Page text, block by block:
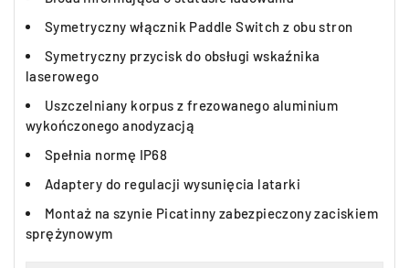
Symetryczny włącznik Paddle Switch z obu stron
Symetryczny przycisk do obsługi wskaźnika
laserowego
Uszczelniany korpus z frezowanego aluminium
wykończonego anodyzacją
Spełnia normę IP68
Adaptery do regulacji wysunięcia latarki
Montaż na szynie Picatinny zabezpieczony zaciskiem
sprężynowym